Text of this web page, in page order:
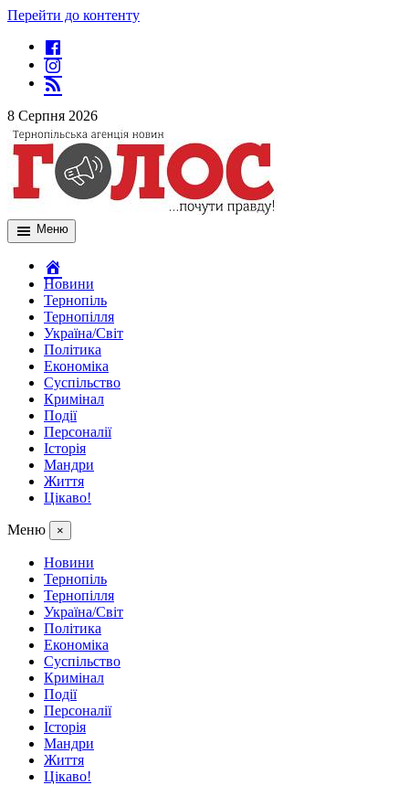
Перейти до контенту
8 Серпня 2026
Меню
Новини
Тернопіль
Тернопілля
Україна/Світ
Політика
Економіка
Суспільство
Кримінал
Події
Персоналії
Історія
Мандри
Життя
Цікаво!
Меню ×
Новини
Тернопіль
Тернопілля
Україна/Світ
Політика
Економіка
Суспільство
Кримінал
Події
Персоналії
Історія
Мандри
Життя
Цікаво!